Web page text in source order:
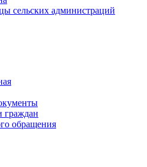
сельских администраций
граждан
обращения